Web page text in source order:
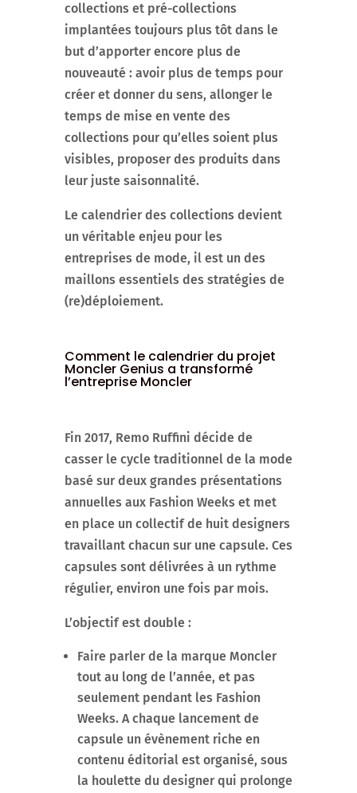
collections et pré-collections
implantées toujours plus tôt dans le
but d’apporter encore plus de
nouveauté : avoir plus de temps pour
créer et donner du sens, allonger le
temps de mise en vente des
collections pour qu’elles soient plus
visibles, proposer des produits dans
leur juste saisonnalité.
Le calendrier des collections devient
un véritable enjeu pour les
entreprises de mode, il est un des
maillons essentiels des stratégies de
(re)déploiement.
Comment le calendrier du projet
Moncler Genius a transformé
l’entreprise Moncler
Fin 2017, Remo Ruffini décide de
casser le cycle traditionnel de la mode
basé sur deux grandes présentations
annuelles aux Fashion Weeks et met
en place un collectif de huit designers
travaillant chacun sur une capsule. Ces
capsules sont délivrées à un rythme
régulier, environ une fois par mois.
L’objectif est double :
Faire parler de la marque Moncler
tout au long de l’année, et pas
seulement pendant les Fashion
Weeks. A chaque lancement de
capsule un évènement riche en
contenu éditorial est organisé, sous
la houlette du designer qui prolonge